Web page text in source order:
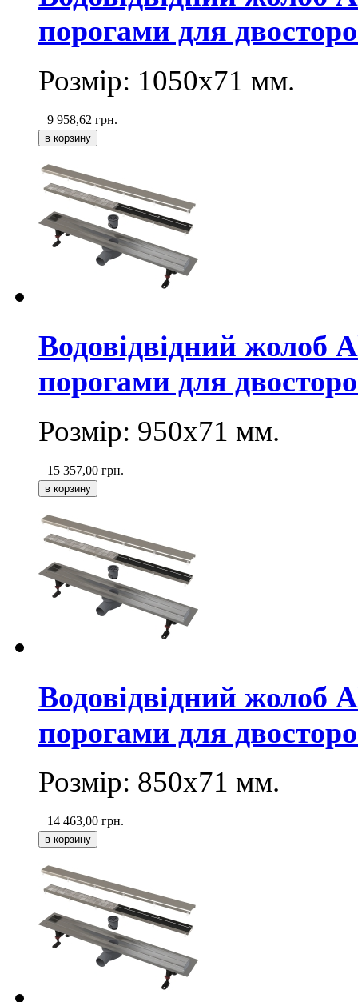
порогами для
Розмір: 1050х71 мм.
9 958,62 грн.
Водовідвідний жолоб
порогами для
Розмір: 950х71 мм.
15 357,00 грн.
Водовідвідний жолоб
порогами для
Розмір: 850х71 мм.
14 463,00 грн.